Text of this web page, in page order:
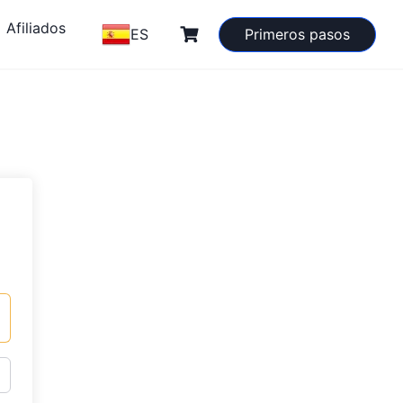
Afiliados ES Primeros pasos